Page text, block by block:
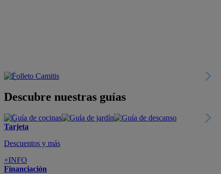
Descubre nuestras guías
Tarjeta
Descuentos y más
+INFO
Financiación